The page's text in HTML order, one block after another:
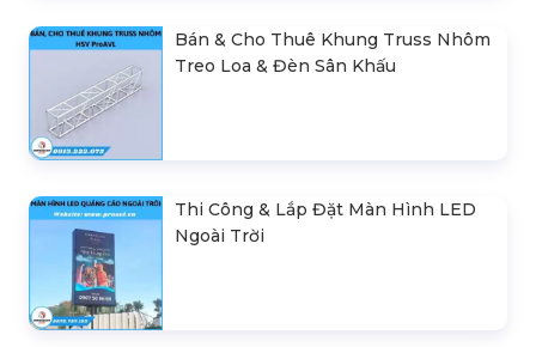
Bán & Cho Thuê Khung Truss Nhôm
Treo Loa & Đèn Sân Khấu
Thi Công & Lắp Đặt Màn Hình LED
Ngoài Trời